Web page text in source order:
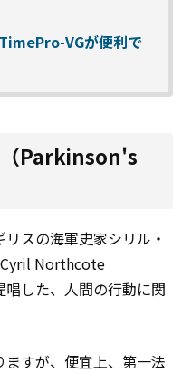
VGが便利で
（Parkinson's
スの海軍史家シリル・
Northcote
した、人間の行動に関
すが、便宜上、第一法